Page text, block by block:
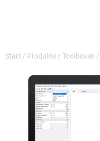
Start / Produkte / Toolboxen /